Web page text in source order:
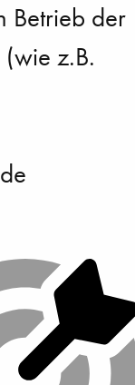
Betrieb der
z.B.